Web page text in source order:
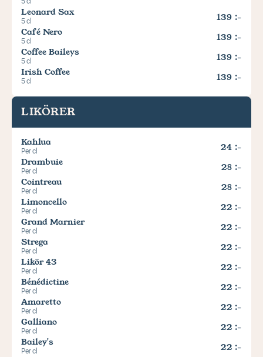
Leonard Sax
5 cl
139 :-
Café Nero
5 cl
139 :-
Coffee Baileys
5 cl
139 :-
Irish Coffee
5 cl 139 :-
LIKÖRER
Kahlua
Per cl
24 :-
Drambuie
Per cl
28 :-
Cointreau
Per cl
28 :-
Limoncello
Per cl
22 :-
Grand Marnier
Per cl
22 :-
Strega
Per cl
22 :-
Likör 43
Per cl
22 :-
Bénédictine
Per cl
22 :-
Amaretto
Per cl
22 :-
Galliano
Per cl
22 :-
Bailey's
Per cl 22 :-